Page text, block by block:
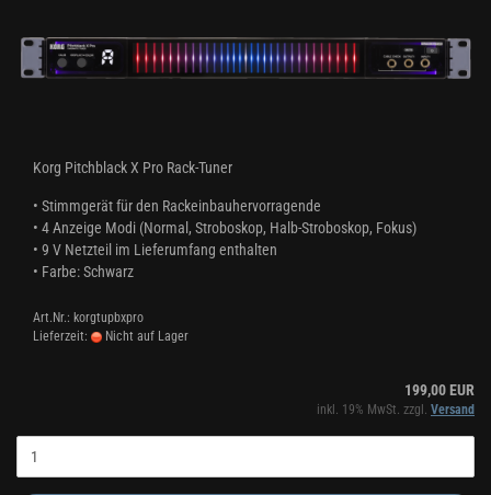
Korg Pitchblack X Pro Rack-Tuner
• Stimmgerät für den Rackeinbauhervorragende
• 4 Anzeige Modi (Normal, Stroboskop, Halb-Stroboskop, Fokus)
• 9 V Netzteil im Lieferumfang enthalten
• Farbe: Schwarz
Art.Nr.: korgtupbxpro
Lieferzeit:
Nicht auf Lager
199,00 EUR
inkl. 19% MwSt. zzgl. Versand